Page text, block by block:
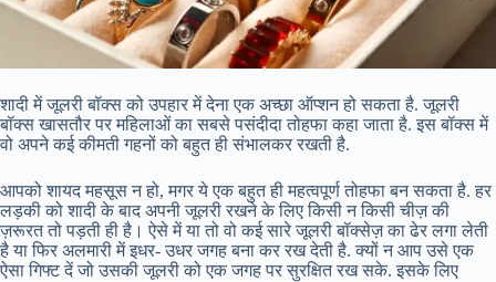
शादी में जूलरी बॉक्स को उपहार में देना एक अच्छा ऑप्शन हो सकता है. जूलरी
बॉक्स खासतौर पर महिलाओं का सबसे पसंदीदा तोहफा कहा जाता है. इस बॉक्स में
वो अपने कई कीमती गहनों को बहुत ही संभालकर रखती है.
आपको शायद महसूस न हो, मगर ये एक बहुत ही महत्वपूर्ण तोहफा बन सकता है. हर
लड़की को शादी के बाद अपनी जूलरी रखने के लिए किसी न किसी चीज़ की
ज़रूरत तो पड़ती ही है। ऐसे में या तो वो कई सारे जूलरी बॉक्सेज़ का ढेर लगा लेती
है या फिर अलमारी में इधर- उधर जगह बना कर रख देती है. क्यों न आप उसे एक
ऐसा गिफ्ट दें जो उसकी जूलरी को एक जगह पर सुरक्षित रख सके. इसके लिए